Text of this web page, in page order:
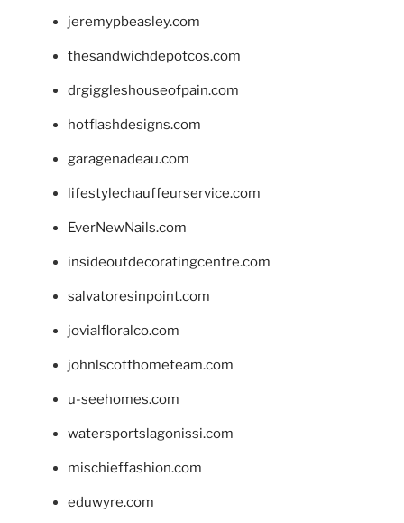
jeremypbeasley.com
thesandwichdepotcos.com
drgiggleshouseofpain.com
hotflashdesigns.com
garagenadeau.com
lifestylechauffeurservice.com
EverNewNails.com
insideoutdecoratingcentre.com
salvatoresinpoint.com
jovialfloralco.com
johnlscotthometeam.com
u-seehomes.com
watersportslagonissi.com
mischieffashion.com
eduwyre.com